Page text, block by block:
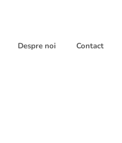
Despre noi Contact